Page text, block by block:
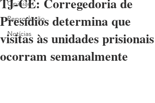
Opinião
Reprodução
Notícias
Presídios determina que
visitas às unidades prisionais
ocorram semanalmente